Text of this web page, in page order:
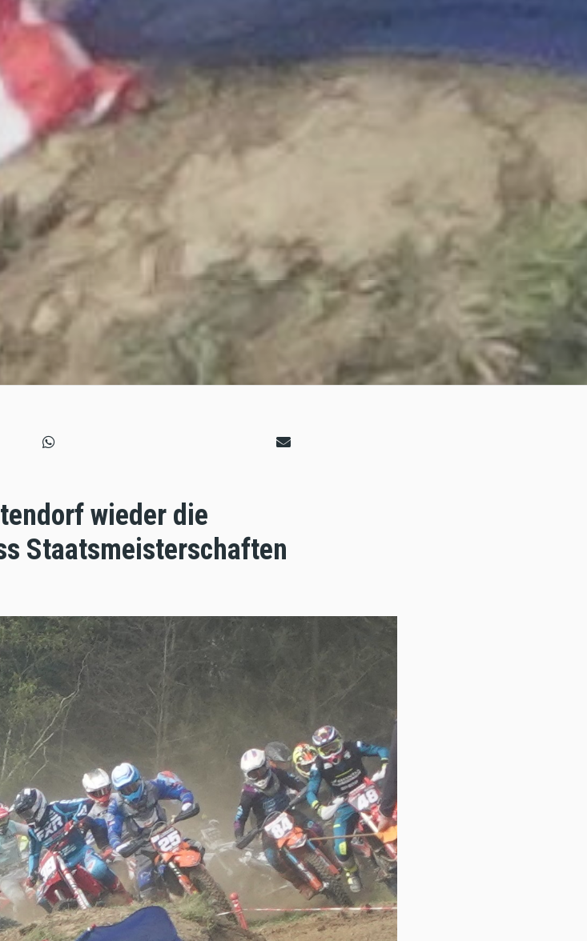
wieder die
Staatsmeisterschaften